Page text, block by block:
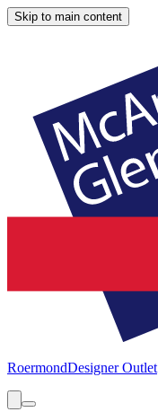
Skip to main content
RoermondDesigner Outlet